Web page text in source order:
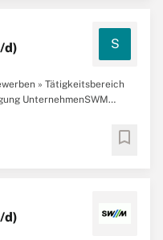
d) S
» Tätigkeitsbereich
UnternehmenSWM
ist verantwortlich
bookmark
d)